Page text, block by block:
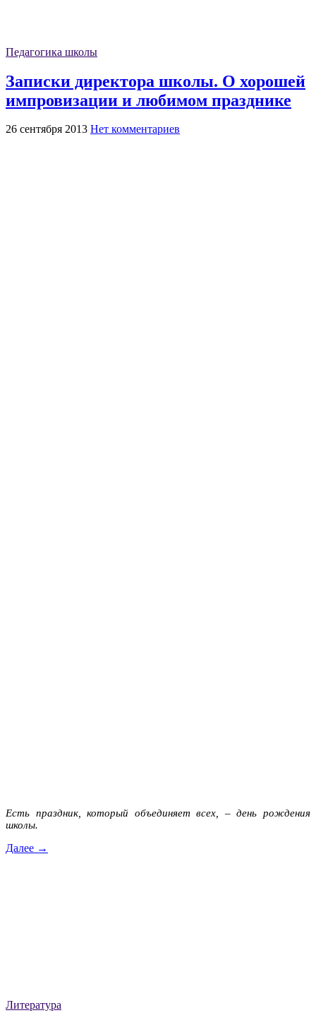
Педагогика школы
Записки директора школы. О хорошей
импровизации и любимом празднике
26 сентября 2013 Нет комментариев
Есть праздник, который объединяет всех, – день рождения
школы.
Далее →
Литература